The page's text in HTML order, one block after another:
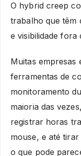
O hybrid creep
trabalho que têm
e visibilidade fora
Muitas empresas
ferramentas de
monitoramento
maioria das
registrar horas
mouse, e até
o que pode